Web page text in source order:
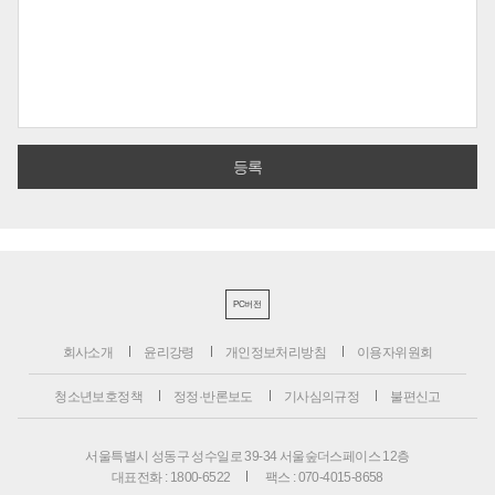
PC버전
회사소개 윤리강령 개인정보처리방침 이용자위원회
청소년보호정책 정정·반론보도 기사심의규정 불편신고
서울특별시 성동구 성수일로 39-34 서울숲더스페이스 12층
대표전화 : 1800-6522
팩스 : 070-4015-8658